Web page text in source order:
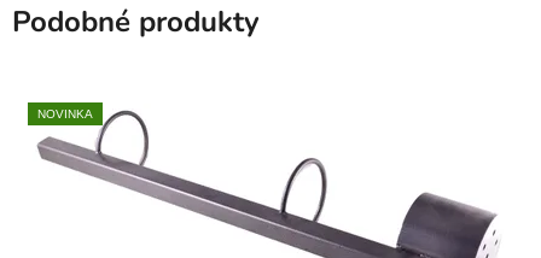
Podobné produkty
NOVINKA